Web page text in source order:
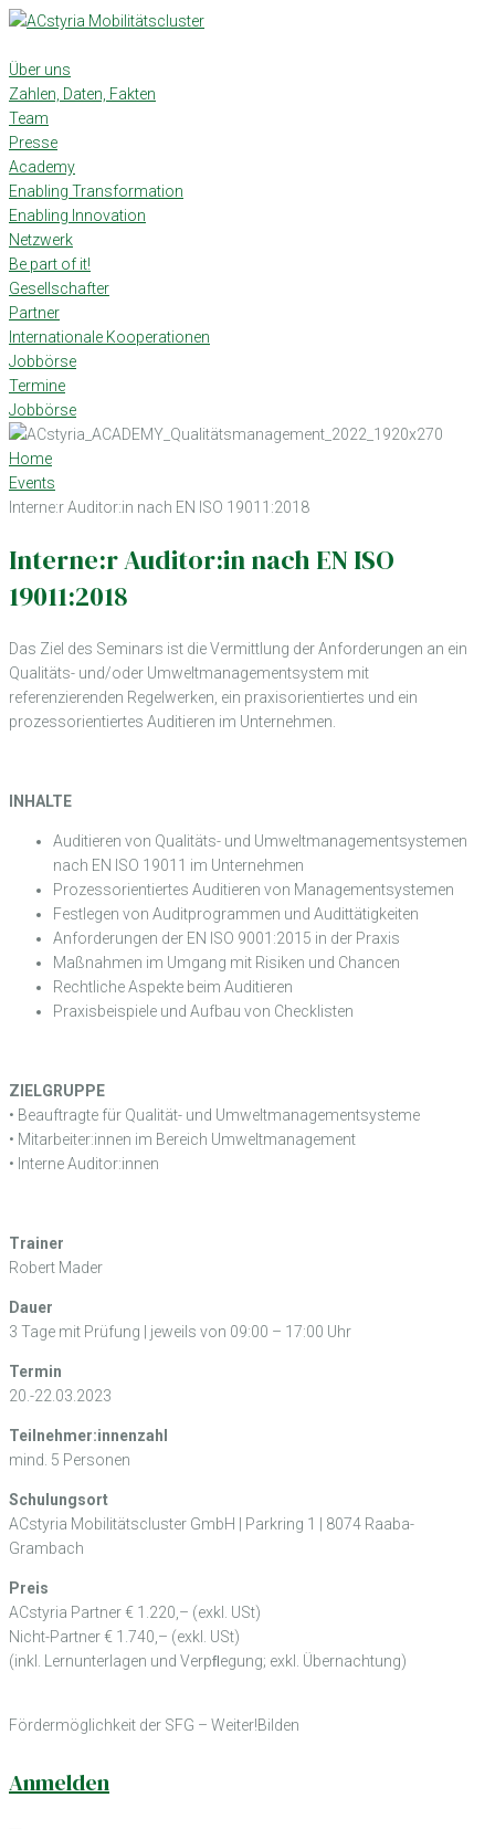
Skip
content
Über uns
Zahlen, Daten, Fakten
Team
Presse
Academy
Enabling Transformation
Enabling Innovation
Netzwerk
Be part of it!
Gesellschafter
Partner
Internationale Kooperationen
Jobbörse
Termine
Jobbörse
Home
Events
Interne:r Auditor:in nach EN ISO 19011:2018
Interne:r Auditor:in nach EN ISO
19011:2018
Das Ziel des Seminars ist die Vermittlung der Anforderungen an ein
Qualitäts- und/oder Umweltmanagementsystem mit
referenzierenden Regelwerken, ein praxisorientiertes und ein
prozessorientiertes Auditieren im Unternehmen.
INHALTE
Auditieren von Qualitäts- und Umweltmanagementsystemen
nach EN ISO 19011 im Unternehmen
Prozessorientiertes Auditieren von Managementsystemen
Festlegen von Auditprogrammen und Audittätigkeiten
Anforderungen der EN ISO 9001:2015 in der Praxis
Maßnahmen im Umgang mit Risiken und Chancen
Rechtliche Aspekte beim Auditieren
Praxisbeispiele und Aufbau von Checklisten
ZIELGRUPPE
• Beauftragte für Qualität- und Umweltmanagementsysteme
• Mitarbeiter:innen im Bereich Umweltmanagement
• Interne Auditor:innen
Trainer
Robert Mader
Dauer
3 Tage mit Prüfung | jeweils von 09:00 – 17:00 Uhr
Termin
20.-22.03.2023
Teilnehmer:innenzahl
mind. 5 Personen
Schulungsort
ACstyria Mobilitätscluster GmbH | Parkring 1 | 8074 Raaba-
Grambach
Preis
ACstyria Partner € 1.220,– (exkl. USt)
Nicht-Partner € 1.740,– (exkl. USt)
(inkl. Lernunterlagen und Verpﬂegung; exkl. Übernachtung)
Fördermöglichkeit der SFG – Weiter!Bilden
Anmelden